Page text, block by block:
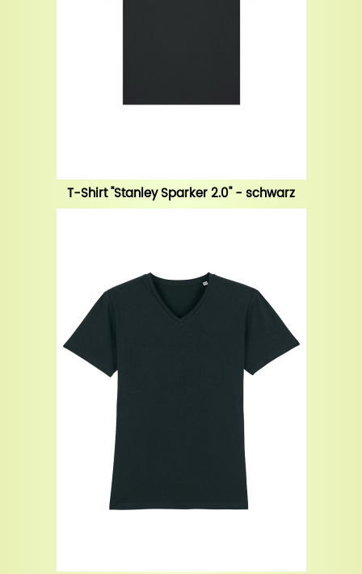
T-Shirt "Stanley Sparker 2.0" - schwarz